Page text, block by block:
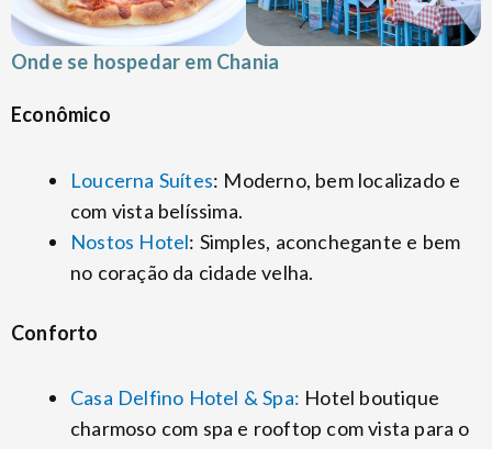
Onde se hospedar em Chania
Econômico
Loucerna Suítes: Moderno, bem localizado e
com vista belíssima.
Nostos Hotel: Simples, aconchegante e bem
no coração da cidade velha.
Conforto
Casa Delfino Hotel & Spa: Hotel boutique
charmoso com spa e rooftop com vista para o